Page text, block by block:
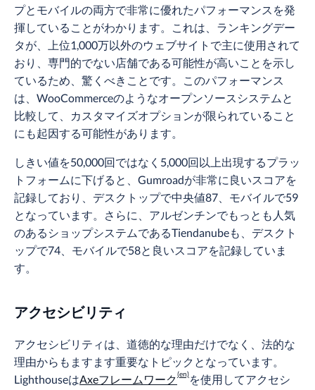
プとモバイルの両方で非常に優れたパフォーマンスを発
揮していることがわかります。これは、ランキングデー
タが、上位1,000万以外のウェブサイトで主に使用されて
おり、専門的でない店舗である可能性が高いことを示し
ているため、驚くべきことです。このパフォーマンス
は、WooCommerceのようなオープンソースシステムと
比較して、カスタマイズオプションが限られていること
にも起因する可能性があります。
しきい値を50,000回ではなく5,000回以上出現するプラッ
トフォームに下げると、Gumroadが非常に良いスコアを
記録しており、デスクトップで中央値87、モバイルで59
となっています。さらに、アルゼンチンでもっとも人気
のあるショップシステムであるTiendanubeも、デスクト
ップで74、モバイルで58と良いスコアを記録していま
す。
アクセシビリティ
アクセシビリティは、道徳的な理由だけでなく、法的な
理由からもますます重要なトピックとなっています。
LighthouseはAxeフレームワーク
を使用してアクセシ